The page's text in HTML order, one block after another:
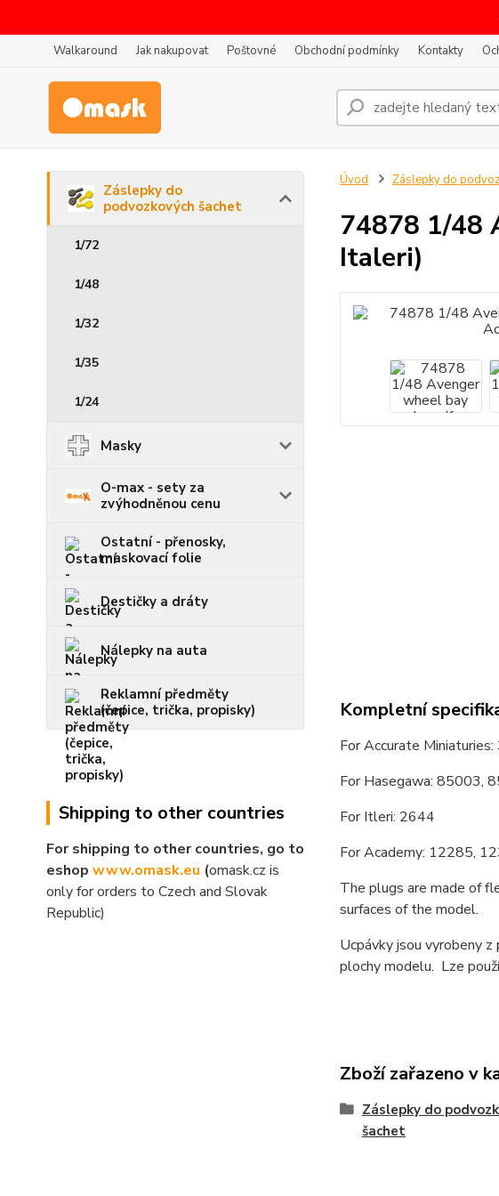
Walkaround Jak nakupovat Poštovné Obchodní podmínky Kontakty
Záslepky do
podvozkových šachet
1/72
1/48
1/32
1/35
1/24
Masky
O-max - sety za
zvýhodněnou cenu
Ostatní - přenosky,
maskovací folie
Destičky a dráty
Nálepky na auta
Reklamní předměty
(čepice, trička, propisky)
Shipping to other countries
For shipping to other countries, go to
eshop www.omask.eu (omask.cz is
only for orders to Czech and Slovak
Republic)
Úvod Záslepky do
74878 1/48
Italeri)
Kompletní
For Accurate
For Hasegawa: 85003,
For Itleri: 2644
For Academy: 12285,
The plugs are made of
surfaces of the model.
Ucpávky jsou vyrobeny
plochy modelu. Lze
Zboží zařazeno v
Záslepky do
šachet